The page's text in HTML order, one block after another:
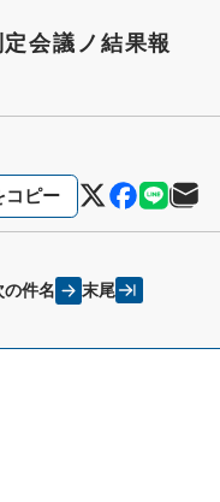
会議ノ結果報
コピー
の件名 末尾